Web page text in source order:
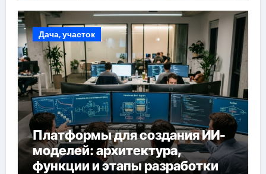
Дача, участок
Платформы для создания ИИ-
моделей: архитектура,
функции и этапы разработки